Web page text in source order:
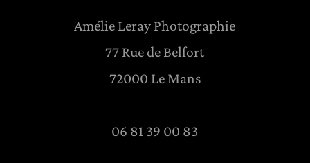
Amélie Leray Photographie
77 Rue de Belfort
72000 Le Mans
06 81 39 00 83